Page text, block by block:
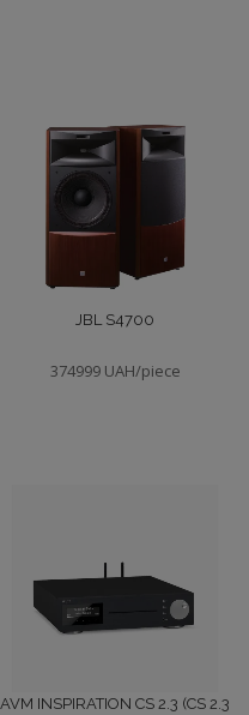
JBL S4700
374999 UAH/piece
AVM INSPIRATION CS 2.3 (CS 2.3